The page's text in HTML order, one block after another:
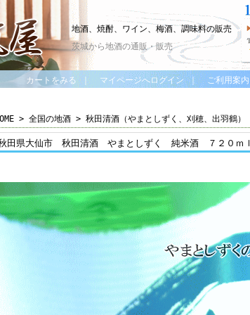
地酒、焼酎、ワイン、梅酒、調味料の販売
茨城から地酒の通販・販売
カートをみる｜ マイページへログイン｜ ご利用案内
> 全国の地酒 > 秋田清酒（やまとしずく、刈穂、出羽鶴）
田県大仙市 秋田清酒 やまとしずく 純米酒 ７２０ｍｌ